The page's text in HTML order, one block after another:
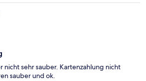
nicht sehr sauber. Kartenzahlung nicht
sauber und ok.